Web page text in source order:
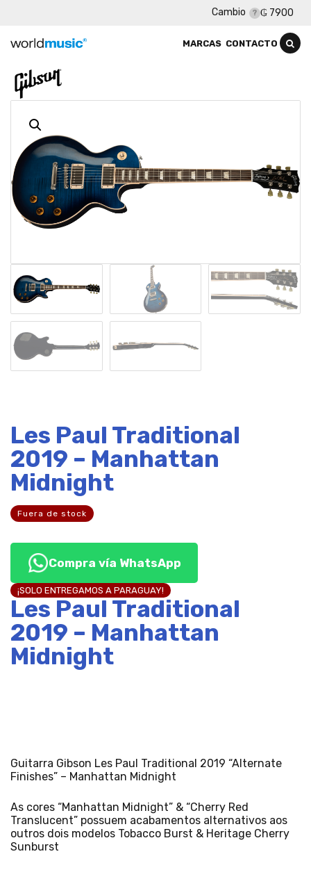
Cambio ₲ 7900
MARCAS CONTACTO
Les Paul Traditional
2019 – Manhattan
Midnight
Fuera de stock
Compra vía WhatsApp
¡SOLO ENTREGAMOS A PARAGUAY!
Les Paul Traditional
2019 – Manhattan
Midnight
Guitarra Gibson Les Paul Traditional 2019 “Alternate
Finishes” – Manhattan Midnight
As cores “Manhattan Midnight” & “Cherry Red
Translucent” possuem acabamentos alternativos aos
outros dois modelos Tobacco Burst & Heritage Cherry
Sunburst